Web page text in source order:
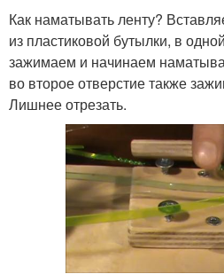
Как наматывать ленту?
из пластиковой бутылки, в
зажимаем и начинаем
во второе отверстие также
Лишнее отрезать.